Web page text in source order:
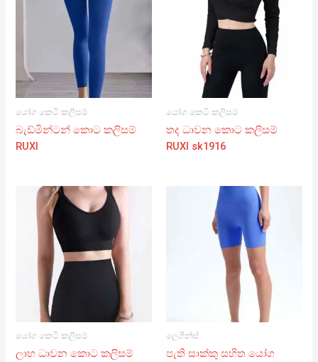
යෝග කෙටි කලිසම්
බැඩ්මින්ටන් කොට කලිසම්
RUXI
යෝග කෙටි කලිසම්
තද ධාවන කොට කලිසම්
RUXI sk1916
යෝග කෙටි කලිසම්
ලාභ ධාවන කොට කලිසම්
ලෙගින්ස්
පැති සාක්කු සහිත යෝග